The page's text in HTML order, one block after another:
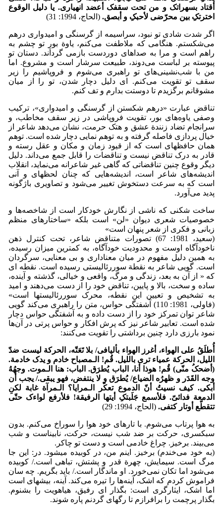
أقتاد بسهراتک و من تحت سقفک أعضد انهیاری. یا دلیل الوقوع
اخترتکِ بین محرّضی لأحبکِ و أبصق. (الحاج، 1994: 31)
اگر شدت شادی تو نبود، سراسیمه از گرسنگی و امیدواری درهم
می‌شکستم. هنگامی که ملاطفت می‌کنم، یاوة‌ بورِ تو چشم به
راهم است و مرا به صداهای دوردست بازمی گرداند. دستان تو
پیوسته بر لباست می‌دوند، طبیعت سرشار است و مشروع. اما
من با شب‌نشینی‌های تو راهبری می‌شوم و فروپاشیم را زیر
سقف تو تقویت می‌کنم. ای دلیل دچار شدن، تو را از میان
مشوقانم برگزیدم تا دوستت بدارم و تف کنم.
تناقض عبارت «درهم شکستن از گرسنگی و امیدواری»، ترکیب
وصفی یاوه‌های بور، تقویت فروپاشی در زیر سقف مخاطب، و
سرانجام تضاد زنندة عشق و هتک حرمت، نشان می‌دهد شاعر از
خیال پردازی فاصله گرفته و به توهم نمایی دچار شده است. توهم
همان حافظه­ای است که از قیود زمان و مکان و عقل رسته و
قادر به درک تناقض نیست و تناقضات را قابل جمع می‌داند. دلیل
دیگر وقوع چنین تناقضاتی که گاهی غیر شاعرانه می‌نماید، انقلاب
اندیشه‌های شاعر است، اندیشه‌هایی که چنان لحظه­ای و آنی
است که به سرعت دستخوش تغییر می‌شود و تصاویری باژگونه
پدید می‌آورد.
ساخت شکنی که ناشی از نگارش خودکار است از شاخصه‌ها و
خصوصیات شعری دیوان «لن» است بلکه «ساختارهای منظم
زبانی و فکری از شعر پنهان است»
(سعید، 1981: 67) تصورات متناقض شاعر، تحت کنترل ذهن
ناخودآگاه اوست و محدودیت خودآگاه، به کمترین میزان رسیده،
به همین دلیل مفهوم در میان معناداری و بی معنایی، سرگردان
است. گویی شاعر به نقطة سوررئالیستی رسیده است. نقطه ای
که « از آن به بعد، زندگی و مرگ، واقعی و خیالی، گذشته و آینده،
ساده و سخت، بالا و پایین، تناقض خود را از دست می‌دهند و امید
به تشخیص و تعیین این نقطه، محرک سوررئالیستها است»
(فاولی، 1981: 110) آشفتگی حواس، متن را راهبری می‌کند گویی
شاعر توان تمرکز خود را از دست داده و به آشفتگی حواس دچار
شده است. تعابیر شاعر نیز که پرش افکار و حواس پرتی در آن‌ها
نمود بارزی دارد چنین برداشتی را تقویت می‌کنند:
أُطلَقُ علی الهواء، أغرز الهواء بألیافی/ بلا تَعَتّه، الحرکة لیست ضدّ
اللیل، الحرکة عمیاء تری باللیل. قُم! الـمصباح خادم و یدک خادمة.
(أضحکُ منّی) قُم! هوذا أنا، الباب یُطرَق. الباب: هنا الـموت. وجهُهُ
وجه القَدَر و ظهرُه الضیاع/ یُطرَق و لا ینتفض، فهو یبقی./ یجب أن
أبکی. کیف نسیتُ أنّ الدموع تعکّر الـمرایا؟ الـمرآة غابة لکنِ
الدمعة فدائیّ. فلأسمع جَلَبتکِ أیتها الرفیقة! فلأرفع لواءک حتّی
تتقطّع أوتار کتفی. (الحاج، 1994: 29)
به هوا پرتاب می‌شوم. با تارهای خود هوا را سوراخ می‌کنم. بدون
سبکسری، حرکت بر ضد شب نیست، حرکت، نابیناست و شب
می‌بیند. برخیز. چراغ خادمی است و دست تو چاکر.
(به خود می‌خندم) برخیز. اینم من، در کوبیده می­شود. در: این جا
مرگ است. سیمایش، چهرة قدر و پشتش، تباهی است./ کوبیده
می‌شود اما تکان نمی‌خورد. او ماندگار است./ باید بگریم. چه سان
فراموش کردم که اشک، آینه‌ها را تیره می‌کند. آینه، بیشه­ای است
اما اشک، ایثارگری است: بگذار ای رفیق، هیاهویت را بشنوم.
بگذار پرچمت را برافرازم تا رگهای گردنم پاره ‌شوند.